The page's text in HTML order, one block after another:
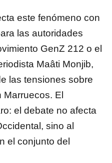
este fenómeno con
las autoridades
GenZ 212 o el
Maâti Monjib,
las tensiones sobre
Marruecos. El
el debate no afecta
sino al
el conjunto del